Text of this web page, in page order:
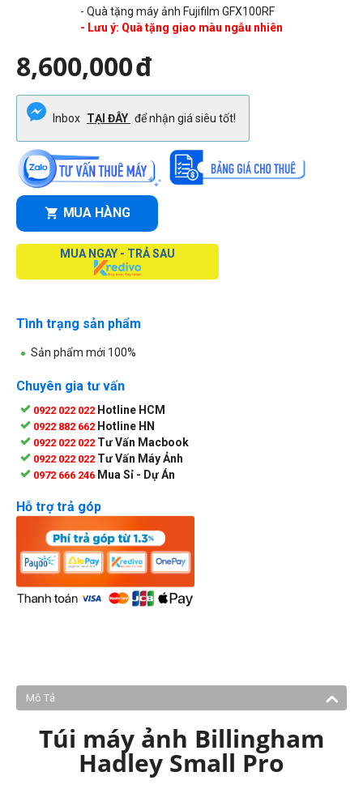
- Quà tặng máy ảnh Fujifilm GFX100RF
- Lưu ý: Quà tặng giao màu ngẫu nhiên
8,600,000đ
Inbox TẠI ĐÂY để nhận giá siêu tốt!
MUA HÀNG
MUA NGAY - TRẢ SAU
Tình trạng sản phẩm
Sản phẩm mới 100%
Chuyên gia tư vấn
0922 022 022 Hotline HCM
0922 882 662 Hotline HN
0922 022 022 Tư Vấn Macbook
0922 022 022 Tư Vấn Máy Ảnh
0972 666 246 Mua Sỉ - Dự Án
Hỗ trợ trả góp
Mô Tả
Túi máy ảnh Billingham
Hadley Small Pro